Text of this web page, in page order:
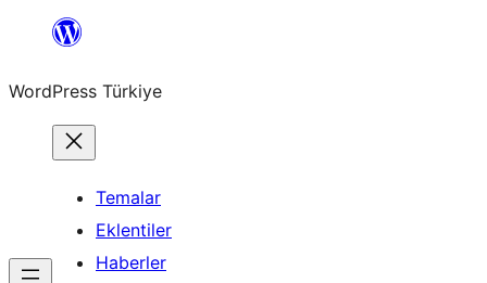
İçeriğe
WordPress Türkiye
Temalar
Eklentiler
Haberler